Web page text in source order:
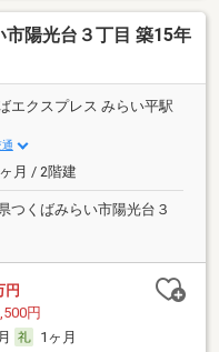
陽光台３丁目 築15年
エクスプレス みらい平駅
月 / 2階建
つくばみらい市陽光台３
円
円
1ヶ月